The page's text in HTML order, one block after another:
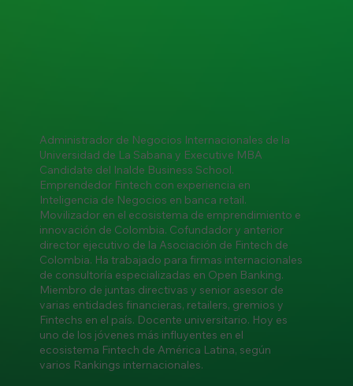
Administrador de Negocios Internacionales de la
Universidad de La Sabana y Executive MBA
Candidate del Inalde Business School.
Emprendedor Fintech con experiencia en
Inteligencia de Negocios en banca retail.
Movilizador en el ecosistema de emprendimiento e
innovación de Colombia. Cofundador y anterior
director ejecutivo de la Asociación de Fintech de
Colombia. Ha trabajado para firmas internacionales
de consultoría especializadas en Open Banking.
Miembro de juntas directivas y senior asesor de
varias entidades financieras, retailers, gremios y
Fintechs en el país. Docente universitario. Hoy es
uno de los jóvenes más influyentes en el
ecosistema Fintech de América Latina, según
varios Rankings internacionales.